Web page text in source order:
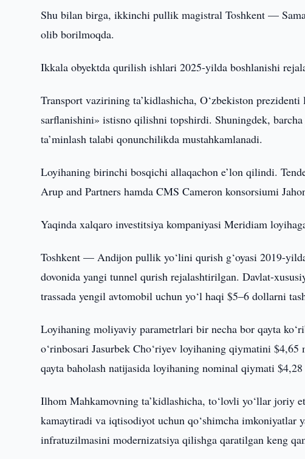
Shu bilan birga, ikkinchi pullik magistral Toshkent —
olib borilmoqda.
Ikkala obyektda qurilish ishlari 2025-yilda boshlanishi
Transport vazirining ta’kidlashicha, O‘zbekiston
sarflanishini» istisno qilishni topshirdi. Shuningdek,
ta’minlash talabi qonunchilikda mustahkamlanadi.
Loyihaning birinchi bosqichi allaqachon e’lon qilindi.
Arup and Partners hamda CMS Cameron konsorsiumi
Yaqinda xalqaro investitsiya kompaniyasi Meridiam
Toshkent — Andijon pullik yo‘lini qurish g‘oyasi 2019-
dovonida yangi tunnel qurish rejalashtirilgan. Davlat-
trassada yengil avtomobil uchun yo‘l haqi $5–6 dollarni
Loyihaning moliyaviy parametrlari bir necha bor qayta
o‘rinbosari Jasurbek Cho‘riyev loyihaning qiymatini
qayta baholash natijasida loyihaning nominal qiymati
Ilhom Mahkamovning ta’kidlashicha, to‘lovli yo‘llar
kamaytiradi va iqtisodiyot uchun qo‘shimcha imkoniyatlar
infratuzilmasini modernizatsiya qilishga qaratilgan keng